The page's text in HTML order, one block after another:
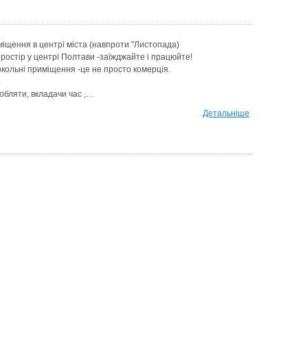
в центрі міста (навпроти "Листопада)
у центрі Полтави -заїжджайте і працюйте!
приміщення -це не просто комерція.
вкладачи час ,…
Детальніше